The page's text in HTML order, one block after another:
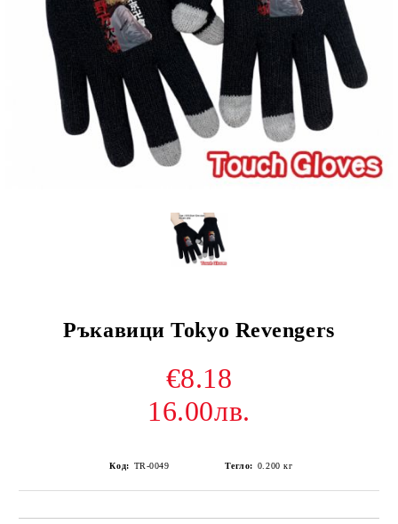
Ръкавици Tokyo Revengers
€8.18
16.00лв.
Код: TR-0049 Тегло: 0.200 кг